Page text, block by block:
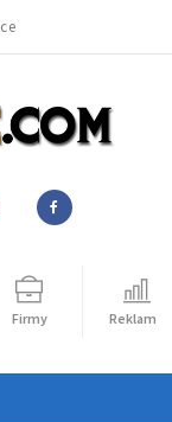
Firmy Reklama